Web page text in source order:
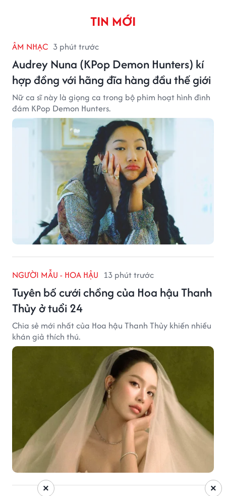
TIN MỚI
ÂM NHẠC 3 phút trước
Audrey Nuna (KPop Demon Hunters) kí
hợp đồng với hãng đĩa hàng đầu thế giới
Nữ ca sĩ này là giọng ca trong bộ phim hoạt hình đình
đám KPop Demon Hunters.
NGƯỜI MẪU - HOA HẬU 13 phút trước
Tuyên bố cưới chồng của Hoa hậu Thanh
Thủy ở tuổi 24
Chia sẻ mới nhất của Hoa hậu Thanh Thủy khiến nhiều
khán giả thích thú.
×
×